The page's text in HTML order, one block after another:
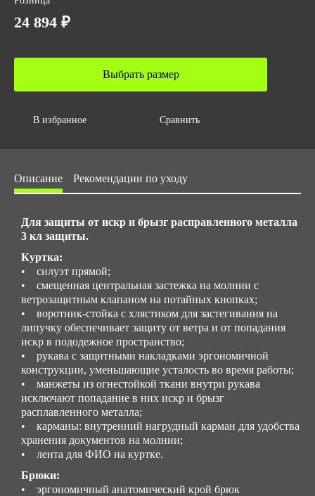
ТР ТС 019/2011
Вес за ед,кг
Объем упаковки,м3
0.1155
Размер/ рост
Стандартные размеры: с 44 до 62 / Рост: 158-188
194 до 200
24 894 ₽
Выбрать размер
В избранное Сравнить
Описание Рекомендации по уходу
Для защиты от искр и брызг расправленного металла
3 кл защиты.
Куртка:
• силуэт прямой;
• смещенная центральная застежка на молнии с
ветрозащитным клапаном на потайных кнопках;
• воротник-стойка с хлястиком для застегивания на
липучку обеспечивает защиту от ветра и от попадания
искр в пододежное пространство;
• рукава с защитными накладками эргономичной
конструкции, уменьшающие усталость во время работы;
• манжеты из огнестойкой ткани внутри рукава
исключают попадание в них искр и брызг
расплавленного металла;
• карманы: внутренний нагрудный карман для удобства
хранения документов на молнии;
• лента для ФИО на куртке.
Брюки:
• эргономичный анатомический крой брюк